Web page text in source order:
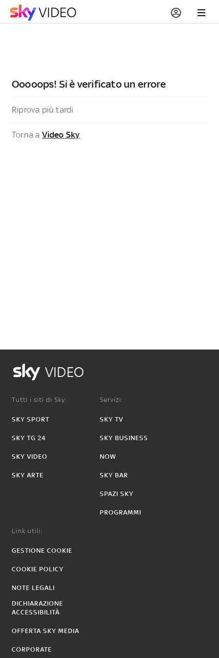
Ooooops! Si è verificato un errore
Riprova più tardi
Torna a Video Sky
VIDEO
Tutti i siti di Sky:
SKY SPORT
SKY TG 24
SKY VIDEO
SKY ARTE
Servizi:
SKY TV
SKY BUSINESS
NOW
SKY BAR
SPAZI SKY
PROGRAMMI
Link utili:
GESTIONE COOKIE
COOKIE POLICY
NOTE LEGALI
DICHIARAZIONE
ACCESSIBILITÀ
OFFERTA SKY MEDIA
CORPORATE